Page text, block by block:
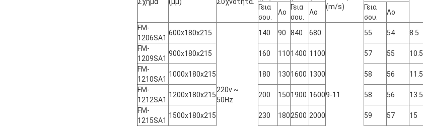
(m/s)
Γεια
σου.
Λο
Γεια
σου.
Λο
Γεια
σου.
Λο
FM-
1206SA1
600x180x215
220v ~
50Hz
140 90 840 680
9-11
55 54
8.5
FM-
1209SA1
900x180x215 160 1101400 1100 57 55
10.5
FM-
1210SA1
1000x180x215 180 1301600 1300 58 56
11.5
FM-
1212SA1
1200x180x215 200 1501900 1600 58 56
13.5
FM-
1215SA1
1500x180x215 230 1802500 2000 59 57
15